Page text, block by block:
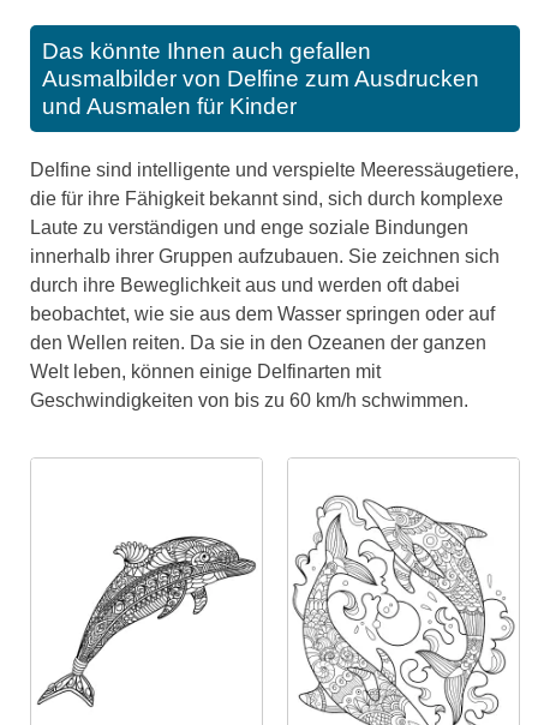
Das könnte Ihnen auch gefallen
Ausmalbilder von Delfine zum Ausdrucken
und Ausmalen für Kinder
Delfine sind intelligente und verspielte Meeressäugetiere,
die für ihre Fähigkeit bekannt sind, sich durch komplexe
Laute zu verständigen und enge soziale Bindungen
innerhalb ihrer Gruppen aufzubauen. Sie zeichnen sich
durch ihre Beweglichkeit aus und werden oft dabei
beobachtet, wie sie aus dem Wasser springen oder auf
den Wellen reiten. Da sie in den Ozeanen der ganzen
Welt leben, können einige Delfinarten mit
Geschwindigkeiten von bis zu 60 km/h schwimmen.